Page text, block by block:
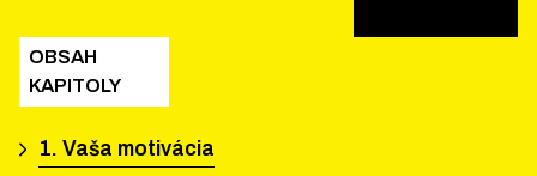
OBSAH
KAPITOLY
1. Vaša motivácia